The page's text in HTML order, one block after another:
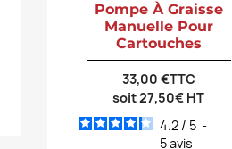
Pompe À Graisse
Manuelle Pour
Cartouches
33,00 €TTC
soit 27,50€ HT
4.2 / 5 -
5avis